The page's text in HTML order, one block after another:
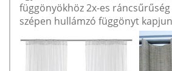
függönyökhöz 2x-es
szépen hullámzó függönyt